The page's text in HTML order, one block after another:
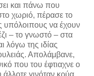
και πάνω που
χωριό, πέρασε το
υπόλοιπους να έχουν
– το γνωστό – στα
λόγω της ιδίας
Απολάμβανε,
που του έφτιαχνε ο
γινόταν κρύα